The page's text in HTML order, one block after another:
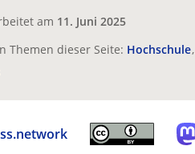
am 11. Juni 2025
Themen dieser Seite: Hochschule